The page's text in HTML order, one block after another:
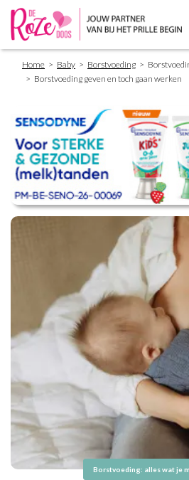
Breadcrumb
Home Baby Borstvoeding
Borstvoeding geven en toch gaan werken
Borstvoeding: alles wat je